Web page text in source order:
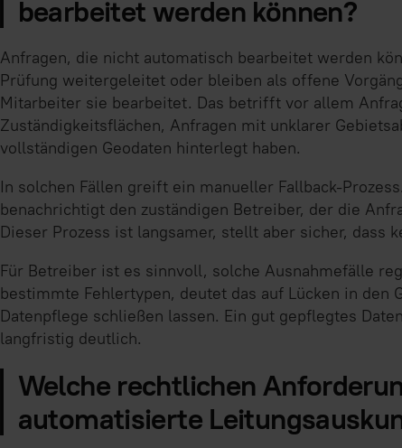
bearbeitet werden können?
Anfragen, die nicht automatisch bearbeitet werden
Prüfung weitergeleitet oder bleiben als offene
Mitarbeiter sie bearbeitet. Das betrifft vor allem
Zuständigkeitsflächen, Anfragen mit unklarer
vollständigen Geodaten hinterlegt haben.
In solchen Fällen greift ein manueller Fallback-
benachrichtigt den zuständigen Betreiber, der die
Dieser Prozess ist langsamer, stellt aber sicher, dass
Für Betreiber ist es sinnvoll, solche Ausnahmefälle
bestimmte Fehlertypen, deutet das auf Lücken in den
Datenpflege schließen lassen. Ein gut gepflegtes
langfristig deutlich.
Welche rechtlichen
automatisierte